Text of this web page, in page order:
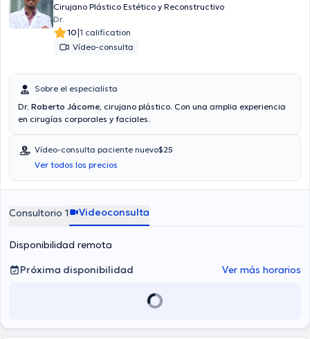
Cirujano Plástico Estético y Reconstructivo
Dr.
10|1 calification
Vídeo-consulta
Sobre el especialista
Dr. Roberto Jácome, cirujano plástico. Con una amplia experiencia
en cirugías corporales y faciales.
Vídeo-consulta paciente nuevo$25
Ver todos los precios
Consultorio 1 Videoconsulta
Disponibilidad remota
Próxima disponibilidad
Ver más horarios